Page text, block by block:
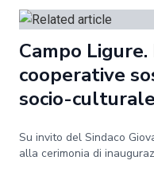
Campo
cooperative
socio-
Su invito del Sindaco
alla cerimonia di